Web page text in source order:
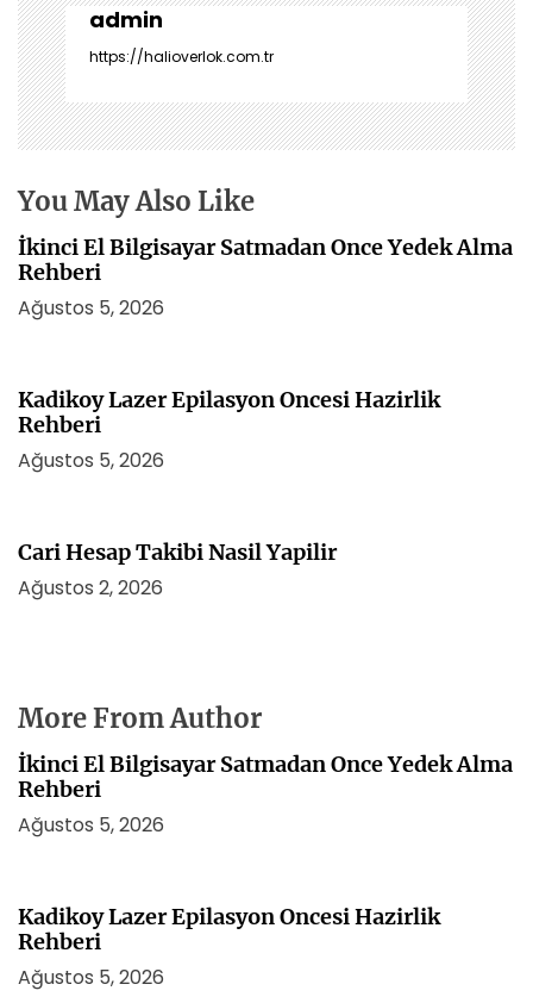
z
i
n
m
e
i
admin
https://halioverlok.com.tr
You May Also Like
İkinci El Bilgisayar Satmadan Once Yedek Alma
Rehberi
Ağustos 5, 2026
Kadikoy Lazer Epilasyon Oncesi Hazirlik
Rehberi
Ağustos 5, 2026
Cari Hesap Takibi Nasil Yapilir
Ağustos 2, 2026
More From Author
İkinci El Bilgisayar Satmadan Once Yedek Alma
Rehberi
Ağustos 5, 2026
Kadikoy Lazer Epilasyon Oncesi Hazirlik
Rehberi
Ağustos 5, 2026